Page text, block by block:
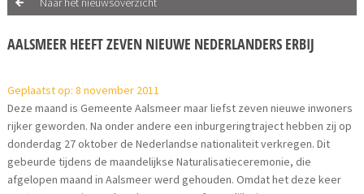
AALSMEER HEEFT ZEVEN NIEUWE NEDERLANDERS ERBIJ
Geplaatst op: 8 november 2011
Deze maand is Gemeente Aalsmeer maar liefst zeven nieuwe inwoners
rijker geworden. Na onder andere een inburgeringtraject hebben zij op
donderdag 27 oktober de Nederlandse nationaliteit verkregen. Dit
gebeurde tijdens de maandelijkse Naturalisatieceremonie, die
afgelopen maand in Aalsmeer werd gehouden. Omdat het deze keer